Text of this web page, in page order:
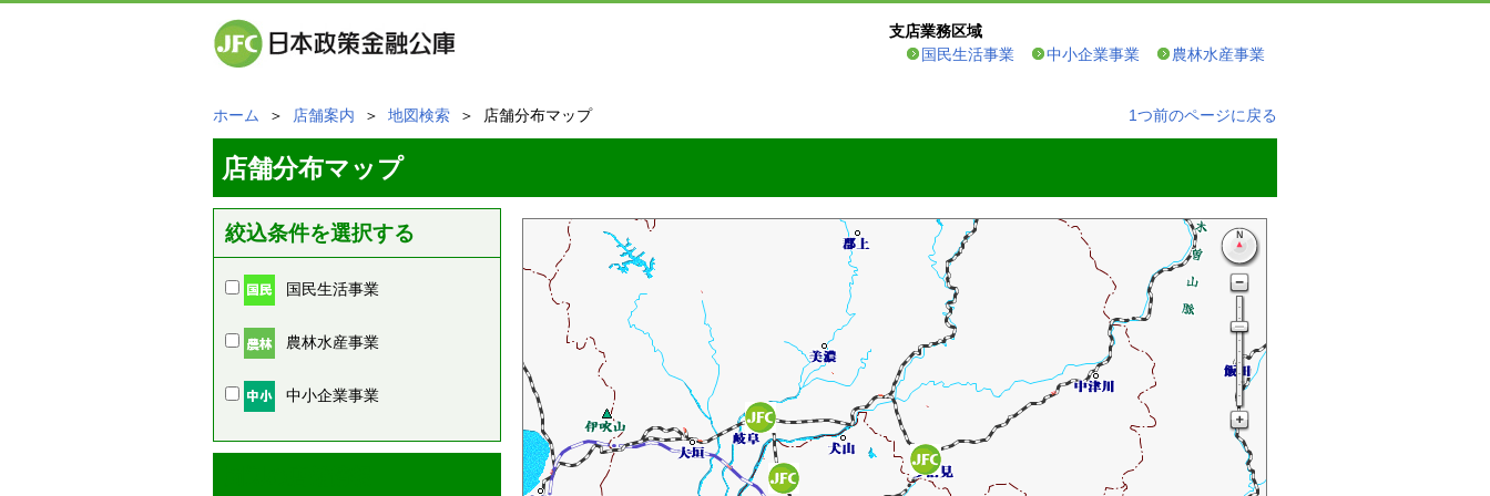
支店業務区域
国民生活事業
中小企業事業 農林水産事業
ホーム ＞ 店舗案内 ＞ 地図検索 ＞ 店舗分布マップ 1つ前のページに戻る
店舗分布マップ
絞込条件を選択する
国民生活事業
農林水産事業
中小企業事業